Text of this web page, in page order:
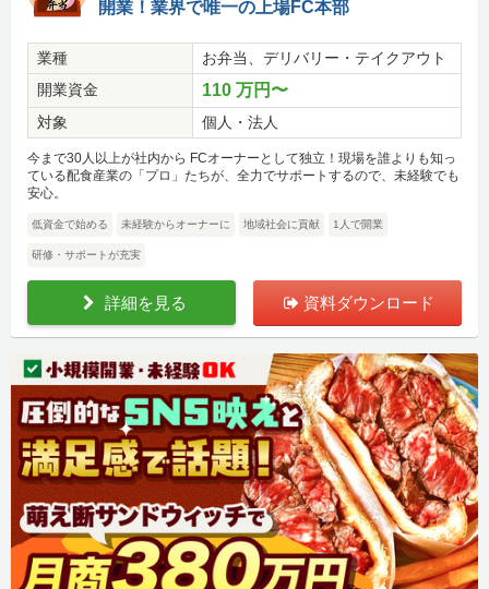
開業！業界で唯一の上場FC本部
業種
お弁当、デリバリー・テイクアウト
開業資金
110 万円〜
対象 個人・法人
今まで30人以上が社内から FCオーナーとして独立！現場を誰よりも知っ
ている配食産業の「プロ」たちが、全力でサポートするので、未経験でも
安心。
低資金で始める 未経験からオーナーに 地域社会に貢献 1人で開業
研修・サポートが充実
詳細を見る 資料ダウンロード